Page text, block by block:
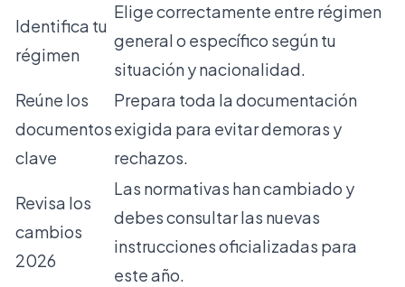
Identifica tu
régimen
Elige correctamente entre régimen
general o específico según tu
situación y nacionalidad.
Reúne los
documentos
clave
Prepara toda la documentación
exigida para evitar demoras y
rechazos.
Revisa los
cambios
2026
Las normativas han cambiado y
debes consultar las nuevas
instrucciones oficializadas para
este año.